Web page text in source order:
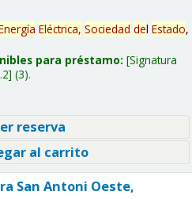
Eléctrica, Sociedad del Estado,
para préstamo: Signatura
(3).
reserva
al carrito
San Antoni Oeste,